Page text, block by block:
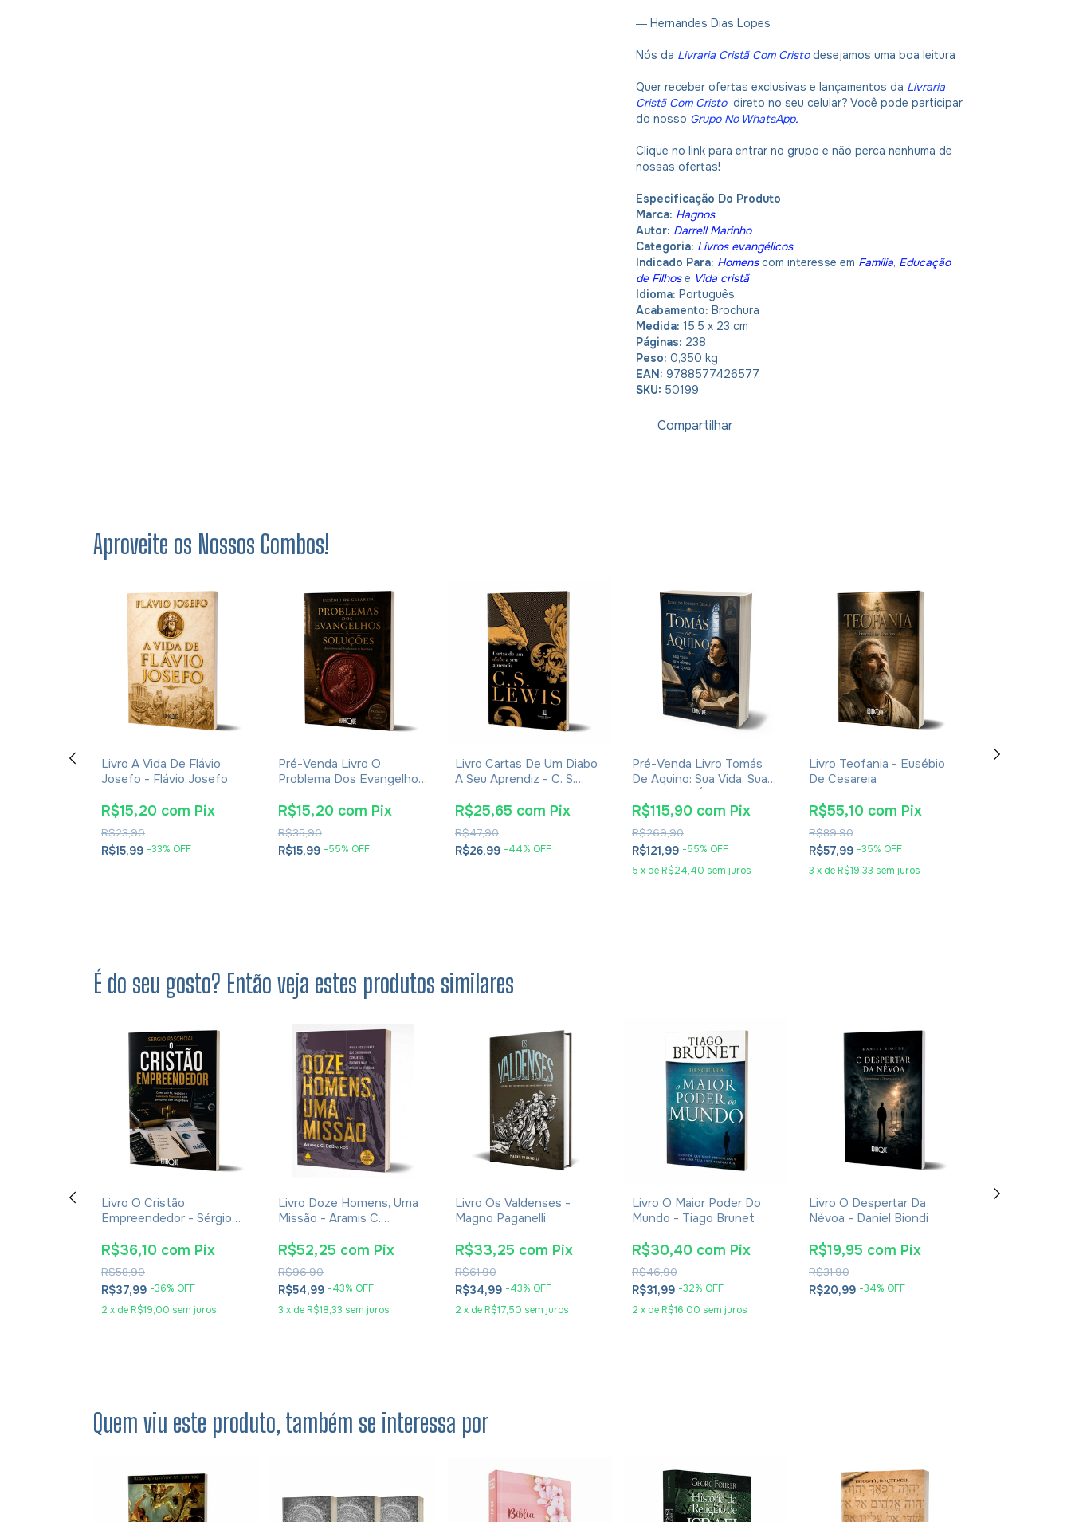
― Hernandes Dias Lopes
Nós da Livraria Cristã Com Cristo desejamos uma boa leitura
Quer receber ofertas exclusivas e lançamentos da Livraria
Cristã Com Cristo direto no seu celular? Você pode participar
do nosso Grupo No WhatsApp.
Clique no link para entrar no grupo e não perca nenhuma de
nossas ofertas!
Especificação Do Produto
Marca: Hagnos
Autor: Darrell Marinho
Categoria: Livros evangélicos
Indicado Para: Homenscom interesse em Família, Educação
de Filhose Vida cristã
Idioma: Português
Acabamento: Brochura
Medida: 15,5 x 23 cm
Páginas: 238
Peso: 0,350 kg
EAN: 9788577426577
SKU: 50199
Compartilhar
Aproveite os Nossos Combos!
Livro A Vida De Flávio
Josefo - Flávio Josefo
R$15,99 -33% OFF
R$23,90
R$15,20 com Pix
Pré-Venda Livro O
Problema Dos Evangelhos
E Soluções- Eusébio De
Cesareia
R$15,99 -55% OFF
R$35,90
R$15,20 com Pix
Livro Cartas De Um Diabo
A Seu Aprendiz - C. S.
R$26,99 -44% OFF
R$47,90
R$25,65 com Pix
Pré-Venda Livro Tomás
De Aquino: Sua Vida, Sua
Eudaldo Forment Giralt
R$121,99 -55% OFF
5 x de R$24,40 sem juros
R$269,90
R$115,90 com Pix
Livro Teofania - Eusébio
De Cesareia
R$57,99 -35% OFF
3 x de R$19,33 sem juros
R$89,90
R$55,10 com Pix
Livro De
É do seu gosto? Então veja estes produtos similares
Livro O Cristão
Empreendedor - Sérgio
R$37,99 -36% OFF
2 x de R$19,00 sem juros
R$58,90
R$36,10 com Pix
Livro Doze Homens, Uma
Missão - Aramis C.
R$54,99 -43% OFF
3 x de R$18,33 sem juros
R$96,90
R$52,25 com Pix
Livro Os Valdenses -
Magno Paganelli
R$34,99 -43% OFF
2 x de R$17,50 sem juros
R$61,90
R$33,25 com Pix
Livro O Maior Poder Do
Mundo - Tiago Brunet
R$31,99 -32% OFF
2 x de R$16,00 sem juros
R$46,90
R$30,40 com Pix
Livro O Despertar Da
Névoa - Daniel Biondi
R$20,99 -34% OFF
R$31,90
R$19,95 com Pix
Livro
Quem viu este produto, também se interessa por